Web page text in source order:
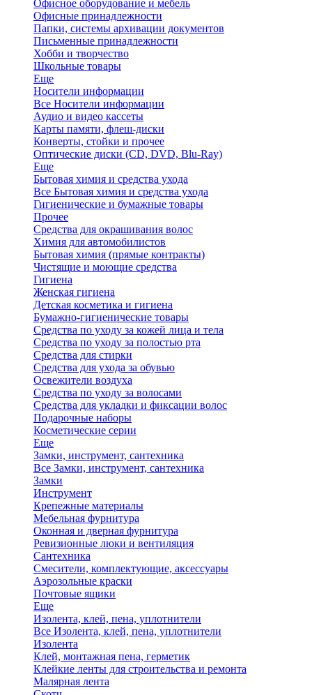
Офисное оборудование и мебель
Офисные принадлежности
Папки, системы архивации документов
Письменные принадлежности
Хобби и творчество
Школьные товары
Еще
Носители информации
Все Носители информации
Аудио и видео кассеты
Карты памяти, флеш-диски
Конверты, стойки и прочее
Оптические диски (CD, DVD, Blu-Ray)
Еще
Бытовая химия и средства ухода
Все Бытовая химия и средства ухода
Гигиенические и бумажные товары
Прочее
Средства для окрашивания волос
Химия для автомобилистов
Бытовая химия (прямые контракты)
Чистящие и моющие средства
Гигиена
Женская гигиена
Детская косметика и гигиена
Бумажно-гигиенические товары
Средства по уходу за кожей лица и тела
Средства по уходу за полостью рта
Средства для стирки
Средства для ухода за обувью
Освежители воздуха
Средства по уходу за волосами
Средства для укладки и фиксации волос
Подарочные наборы
Косметические серии
Еще
Замки, инструмент, сантехника
Все Замки, инструмент, сантехника
Замки
Инструмент
Крепежные материалы
Мебельная фурнитура
Оконная и дверная фурнитура
Ревизионные люки и вентиляция
Сантехника
Смесители, комплектующие, аксессуары
Аэрозольные краски
Почтовые ящики
Еще
Изолента, клей, пена, уплотнители
Все Изолента, клей, пена, уплотнители
Изолента
Клей, монтажная пена, герметик
Клейкие ленты для строительства и ремонта
Малярная лента